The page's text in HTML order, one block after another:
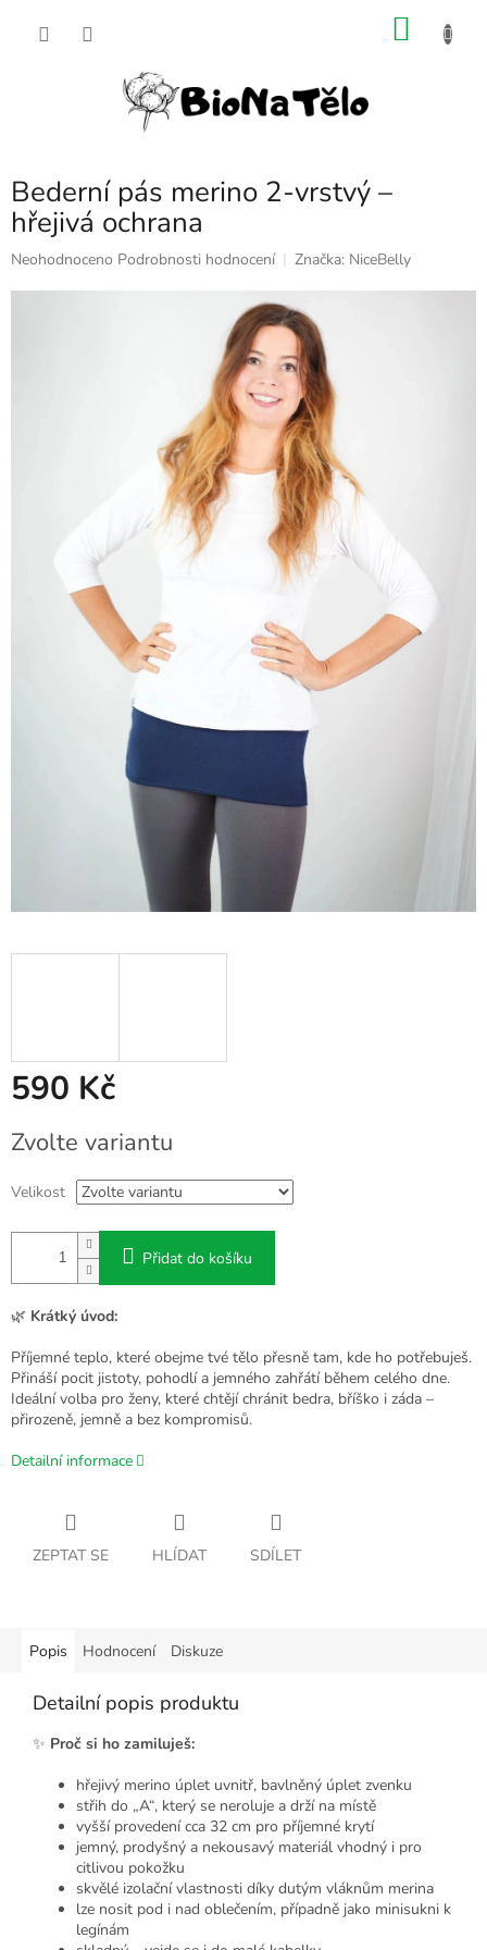
Bederní pás merino 2-vrstvý –
hřejivá ochrana
Průměrné
Neohodnoceno Podrobnosti hodnocení Značka: NiceBelly
590 Kč
cena:
Zvolte variantu
Velikost
Přidat do košíku
🌿 Krátký úvod:
Příjemné teplo, které obejme tvé tělo přesně tam, kde ho potřebuješ.
Přináší pocit jistoty, pohodlí a jemného zahřátí během celého dne.
Ideální volba pro ženy, které chtějí chránit bedra, bříško i záda –
přirozeně, jemně a bez kompromisů.
Detailní informace
ZEPTAT SE HLÍDAT SDÍLET
Popis Hodnocení Diskuze
Detailní popis produktu
✨ Proč si ho zamiluješ:
hřejivý merino úplet uvnitř, bavlněný úplet zvenku
střih do „A“, který se neroluje a drží na místě
vyšší provedení cca 32 cm pro příjemné krytí
jemný, prodyšný a nekousavý materiál vhodný i pro
citlivou pokožku
skvělé izolační vlastnosti díky dutým vláknům merina
lze nosit pod i nad oblečením, případně jako minisukni k
legínám